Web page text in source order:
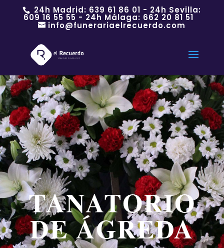
24h Madrid: 639 61 86 01 - 24h Sevilla:
609 16 55 55 - 24h Málaga: 662 20 81 51
info@funerariaelrecuerdo.com
TANATORIO
DE ÁGREDA